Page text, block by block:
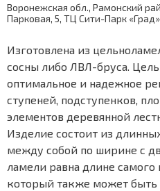
Воронежская обл., Рамонский
Парковая, 5, ТЦ Сити-Парк «Град»
Изготовлена из
сосны либо ЛВЛ-бруса.
оптимальное и надежное
ступеней, подступенков,
элементов деревянной
Изделие состоит из
между собой по ширине с
ламели равна длине
который также может быть